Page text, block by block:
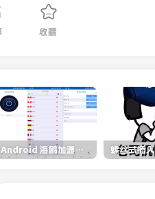
收藏
Android 海鸥加速器v6.6.3(解锁会员)